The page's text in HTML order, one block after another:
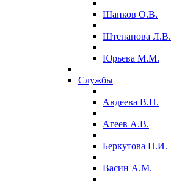
Шапков О.В.
Штепанова Л.В.
Юрьева М.М.
Службы
Авдеева В.П.
Агеев А.В.
Беркутова Н.И.
Васин А.М.